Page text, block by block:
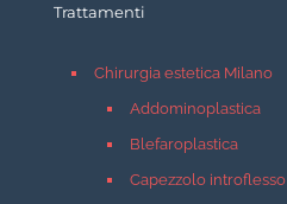
Trattamenti
Chirurgia estetica Milano
Addominoplastica
Blefaroplastica
Capezzolo introflesso